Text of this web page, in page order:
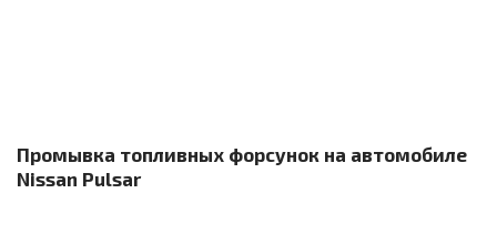
Промывка топливных форсунок на автомобиле
Nissan Pulsar